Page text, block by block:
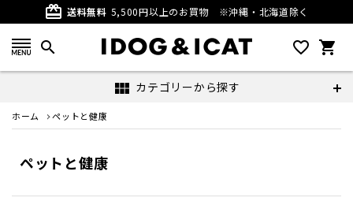
card_giftcard 送料無料 5,500円以上のお買物 ※沖縄・北海道除く
search favorite_outline shopping_cart
view_module カテゴリーから探す
ホーム ペットと健康
ペットと健康